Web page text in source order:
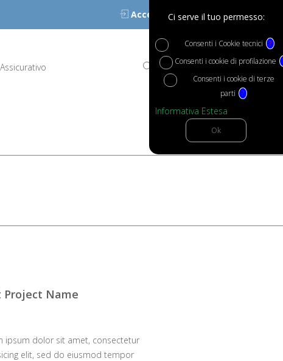
Accedi
Assicurativo
Project Name
ipsum dolor sit amet, consectetur
elit, sed do eiusmod tempor
Ci serve il tuo permesso:
Consenti i Cookie tecnici
?
Consenti i cookie di profilazione
Consenti i cookie di terze
parti
?
Informativa Estesa